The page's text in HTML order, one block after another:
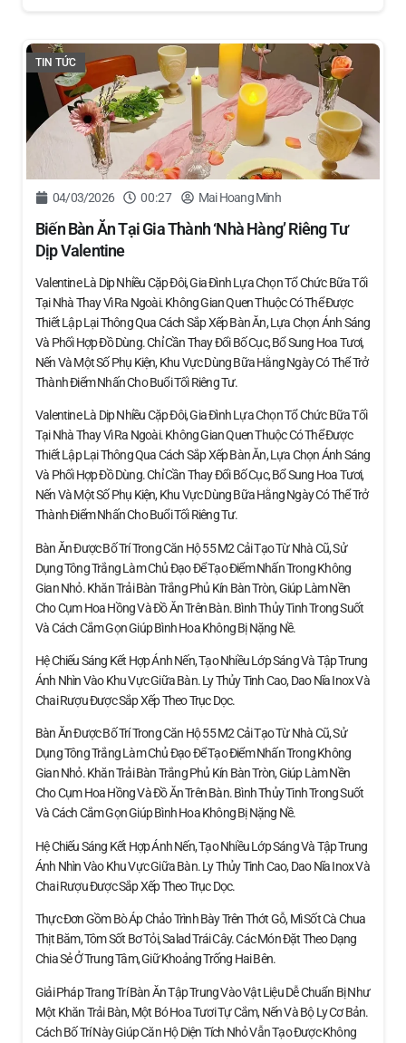
TIN TỨC
04/03/2026 00:27 Mai Hoang Minh
Biến Bàn Ăn Tại Gia Thành ‘nhà Hàng’ Riêng Tư
Dịp Valentine
Valentine Là Dịp Nhiều Cặp Đôi, Gia Đình Lựa Chọn Tổ Chức Bữa Tối
Tại Nhà Thay Vì Ra Ngoài. Không Gian Quen Thuộc Có Thể Được
Thiết Lập Lại Thông Qua Cách Sắp Xếp Bàn Ăn, Lựa Chọn Ánh Sáng
Và Phối Hợp Đồ Dùng. Chỉ Cần Thay Đổi Bố Cục, Bổ Sung Hoa Tươi,
Nến Và Một Số Phụ Kiện, Khu Vực Dùng Bữa Hằng Ngày Có Thể Trở
Thành Điểm Nhấn Cho Buổi Tối Riêng Tư.
Valentine Là Dịp Nhiều Cặp Đôi, Gia Đình Lựa Chọn Tổ Chức Bữa Tối
Tại Nhà Thay Vì Ra Ngoài. Không Gian Quen Thuộc Có Thể Được
Thiết Lập Lại Thông Qua Cách Sắp Xếp Bàn Ăn, Lựa Chọn Ánh Sáng
Và Phối Hợp Đồ Dùng. Chỉ Cần Thay Đổi Bố Cục, Bổ Sung Hoa Tươi,
Nến Và Một Số Phụ Kiện, Khu Vực Dùng Bữa Hằng Ngày Có Thể Trở
Thành Điểm Nhấn Cho Buổi Tối Riêng Tư.
Bàn Ăn Được Bố Trí Trong Căn Hộ 55 M2 Cải Tạo Từ Nhà Cũ, Sử
Dụng Tông Trắng Làm Chủ Đạo Để Tạo Điểm Nhấn Trong Không
Gian Nhỏ. Khăn Trải Bàn Trắng Phủ Kín Bàn Tròn, Giúp Làm Nền
Cho Cụm Hoa Hồng Và Đồ Ăn Trên Bàn. Bình Thủy Tinh Trong Suốt
Và Cách Cắm Gọn Giúp Bình Hoa Không Bị Nặng Nề.
Hệ Chiếu Sáng Kết Hợp Ánh Nến, Tạo Nhiều Lớp Sáng Và Tập Trung
Ánh Nhìn Vào Khu Vực Giữa Bàn. Ly Thủy Tinh Cao, Dao Nĩa Inox Và
Chai Rượu Được Sắp Xếp Theo Trục Dọc.
Bàn Ăn Được Bố Trí Trong Căn Hộ 55 M2 Cải Tạo Từ Nhà Cũ, Sử
Dụng Tông Trắng Làm Chủ Đạo Để Tạo Điểm Nhấn Trong Không
Gian Nhỏ. Khăn Trải Bàn Trắng Phủ Kín Bàn Tròn, Giúp Làm Nền
Cho Cụm Hoa Hồng Và Đồ Ăn Trên Bàn. Bình Thủy Tinh Trong Suốt
Và Cách Cắm Gọn Giúp Bình Hoa Không Bị Nặng Nề.
Hệ Chiếu Sáng Kết Hợp Ánh Nến, Tạo Nhiều Lớp Sáng Và Tập Trung
Ánh Nhìn Vào Khu Vực Giữa Bàn. Ly Thủy Tinh Cao, Dao Nĩa Inox Và
Chai Rượu Được Sắp Xếp Theo Trục Dọc.
Thực Đơn Gồm Bò Áp Chảo Trình Bày Trên Thớt Gỗ, Mì Sốt Cà Chua
Thịt Băm, Tôm Sốt Bơ Tỏi, Salad Trái Cây. Các Món Đặt Theo Dạng
Chia Sẻ Ở Trung Tâm, Giữ Khoảng Trống Hai Bên.
Giải Pháp Trang Trí Bàn Ăn Tập Trung Vào Vật Liệu Dễ Chuẩn Bị Như
Một Khăn Trải Bàn, Một Bó Hoa Tươi Tự Cắm, Nến Và Bộ Ly Cơ Bản.
Cách Bố Trí Này Giúp Căn Hộ Diện Tích Nhỏ Vẫn Tạo Được Không